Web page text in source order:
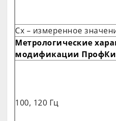
Сх – измеренное
Метрологические
модификации
100, 120 Гц